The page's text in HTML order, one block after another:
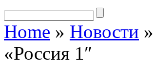
Home » Новости »
«Россия 1″